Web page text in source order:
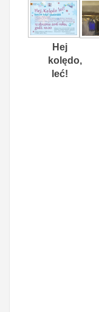
Hej
kolędo,
leć!